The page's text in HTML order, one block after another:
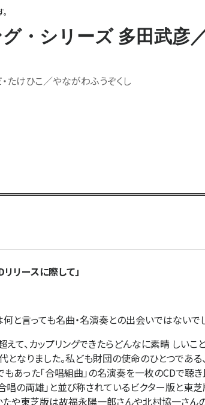
・シリーズ 多田武彦
たけひこ／やながわふうぞくし
リースに際して」
言っても名曲・名演奏との出会いではないでし
て、カップリングできたらどんなに素晴 しいこ
となりました。私ども財団の使命のひとつであ
あった「合唱組曲」の名演奏を一枚のCDで聴
合唱の両雄」と並び称されているビクター版と東
たや東芝版は故福永陽一郎さんや北村協一さん